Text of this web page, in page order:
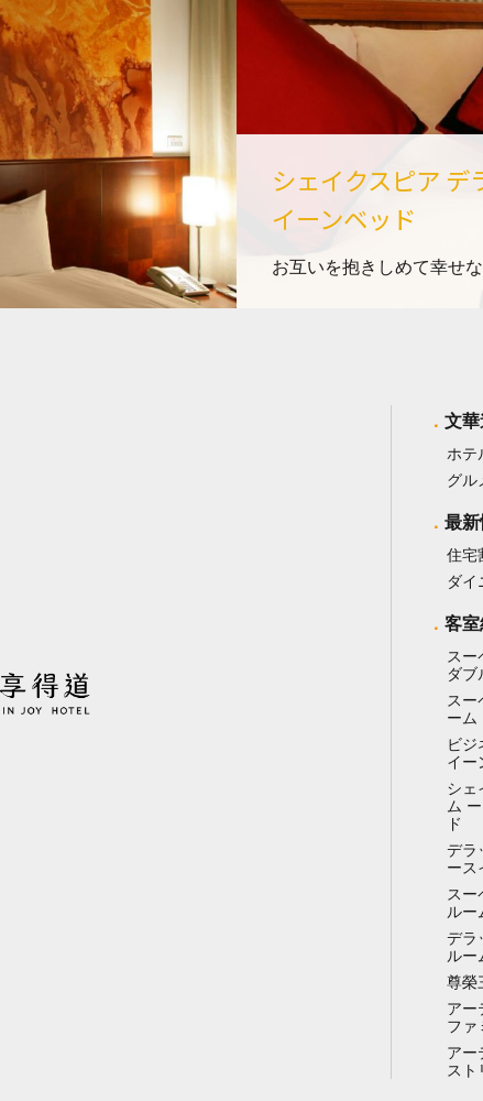
シェイクスピア デ
イーンベッド
お互いを抱きしめて幸せ
文
ホテ
グル
最
住宅
ダイ
客
スー
ダブ
スー
ーム
ビジ
イー
シェ
ム
ド
デラ
ース
スー
ルー
デラ
ルー
尊榮
アー
ファ
アー
スト